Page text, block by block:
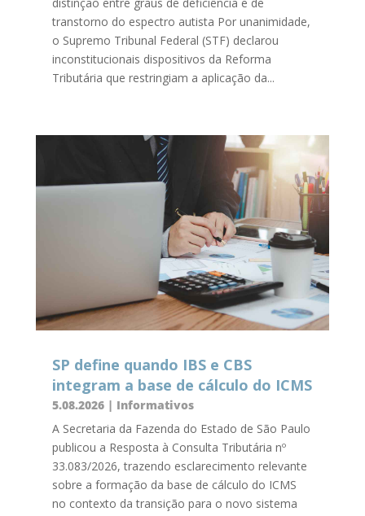
transtorno do espectro autista Por unanimidade,
o Supremo Tribunal Federal (STF) declarou
inconstitucionais dispositivos da Reforma
Tributária que restringiam a aplicação da...
SP define quando IBS e CBS
integram a base de cálculo do ICMS
5.08.2026| Informativos
A Secretaria da Fazenda do Estado de São Paulo
publicou a Resposta à Consulta Tributária nº
33.083/2026, trazendo esclarecimento relevante
sobre a formação da base de cálculo do ICMS
no contexto da transição para o novo sistema